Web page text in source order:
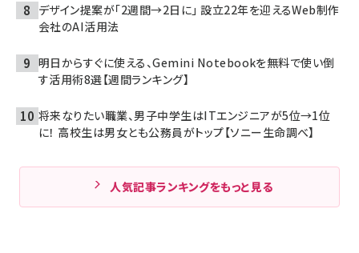
デザイン提案が「2週間→2日に」 設立22年を迎えるWeb制作
会社のAI活用法
明日からすぐに使える、Gemini Notebookを無料で使い倒
す活用術8選【週間ランキング】
将来なりたい職業、男子中学生はITエンジニアが5位→1位
に！ 高校生は男女とも公務員がトップ【ソニー生命調べ】
人気記事ランキングをもっと見る